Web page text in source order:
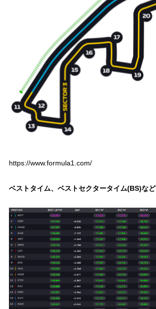
https://www.formula1.com/
ベストタイム、ベストセクタータイム(BS)など